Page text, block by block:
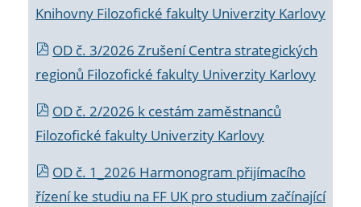
Knihovny Filozofické fakulty Univerzity Karlovy
OD č. 3/2026 Zrušení Centra strategických
regionů Filozofické fakulty Univerzity Karlovy
OD č. 2/2026 k cestám zaměstnanců
Filozofické fakulty Univerzity Karlovy
OD č. 1_2026 Harmonogram přijímacího
řízení ke studiu na FF UK pro studium začínající